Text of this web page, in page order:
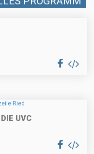
UVC